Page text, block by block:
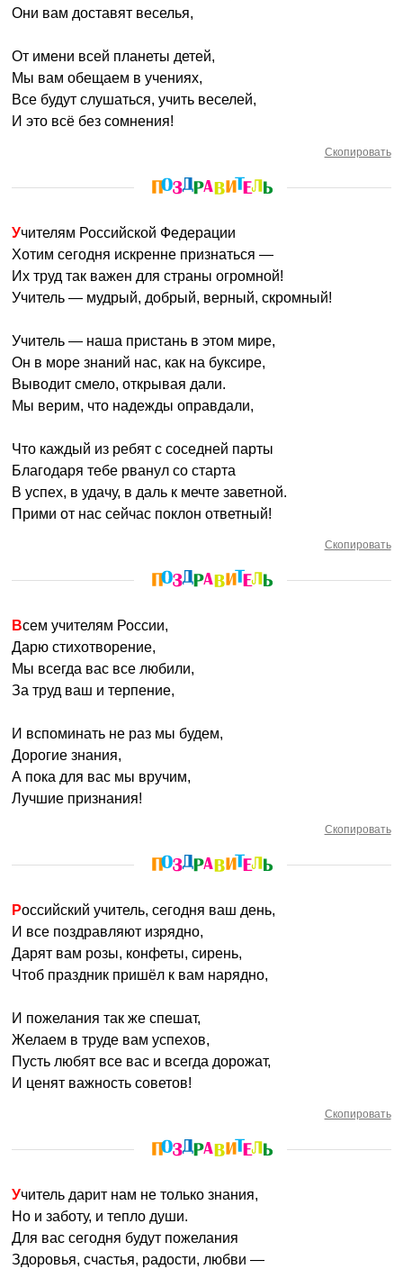
Они вам доставят веселья,
От имени всей планеты детей,
Мы вам обещаем в учениях,
Все будут слушаться, учить веселей,
И это всё без сомнения!
Скопировать
Учителям Российской Федерации
Хотим сегодня искренне признаться —
Их труд так важен для страны огромной!
Учитель — мудрый, добрый, верный, скромный!
Учитель — наша пристань в этом мире,
Он в море знаний нас, как на буксире,
Выводит смело, открывая дали.
Мы верим, что надежды оправдали,
Что каждый из ребят с соседней парты
Благодаря тебе рванул со старта
В успех, в удачу, в даль к мечте заветной.
Прими от нас сейчас поклон ответный!
Скопировать
Всем учителям России,
Дарю стихотворение,
Мы всегда вас все любили,
За труд ваш и терпение,
И вспоминать не раз мы будем,
Дорогие знания,
А пока для вас мы вручим,
Лучшие признания!
Скопировать
Российский учитель, сегодня ваш день,
И все поздравляют изрядно,
Дарят вам розы, конфеты, сирень,
Чтоб праздник пришёл к вам нарядно,
И пожелания так же спешат,
Желаем в труде вам успехов,
Пусть любят все вас и всегда дорожат,
И ценят важность советов!
Скопировать
Учитель дарит нам не только знания,
Но и заботу, и тепло души.
Для вас сегодня будут пожелания
Здоровья, счастья, радости, любви —